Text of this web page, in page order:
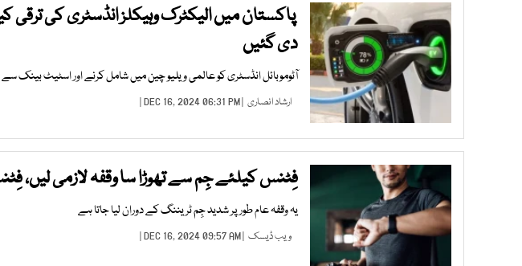
پاکستان میں الیکٹرک وہیکلز انڈسٹری کی
دی گئیں
آٹوموبائل انڈسٹری کو عالمی ویلیو چین میں شامل کرنے اور اسٹیٹ
ارشاد انصاری | DEC 16, 2024 06:31 PM |
فِٹنس کیلئے جِم سے تھوڑا سا وقفہ لازمی لیں،
یہ وقفہ عام طور پر شدید جِم ٹریننگ کے دوران لیا جاتا ہے
ویب ڈیسک | DEC 16, 2024 09:57 AM |